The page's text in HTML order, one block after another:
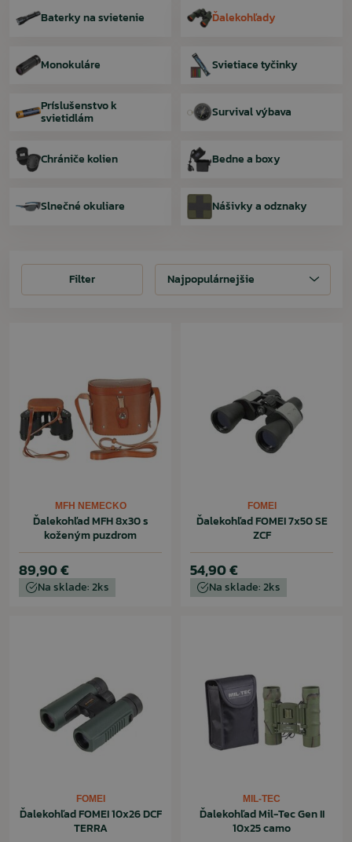
Baterky na svietenie Ďalekohľady
Monokuláre Svietiace tyčinky
Príslušenstvo k
svietidlám Survival výbava
Chrániče kolien Bedne a boxy
Slnečné okuliare Nášivky a odznaky
FilterFilter Najpopulárnejšie
MFH NEMECKO
Ďalekohľad MFH 8x30 s
koženým puzdrom
89,90 €
Na sklade: 2ks
FOMEI
Ďalekohľad FOMEI 7x50 SE
ZCF
54,90 €
Na sklade: 2ks
FOMEI
Ďalekohľad FOMEI 10x26 DCF
TERRA
MIL-TEC
Ďalekohľad Mil-Tec Gen II
10x25 camo